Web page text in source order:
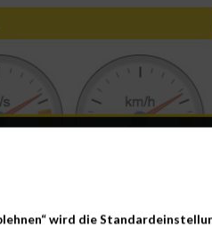
wird die